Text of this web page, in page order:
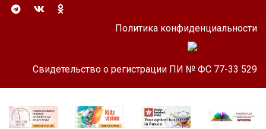
Политика конфиденциальности
Свидетельство о регистрации ПИ № ФС 77-33 529